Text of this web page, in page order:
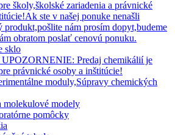
školy,školské zariadenia a právnické
ste v našej ponuke nenašli
produkt,pošlite nám prosím dopyt,budeme
obratom poslať cenovú ponuku.
sklo
UPOZORNENIE: Predaj chemikálií je
právnické osoby a inštitúcie!
moduly,Súpravy chemických
molekulové modely
pomôcky